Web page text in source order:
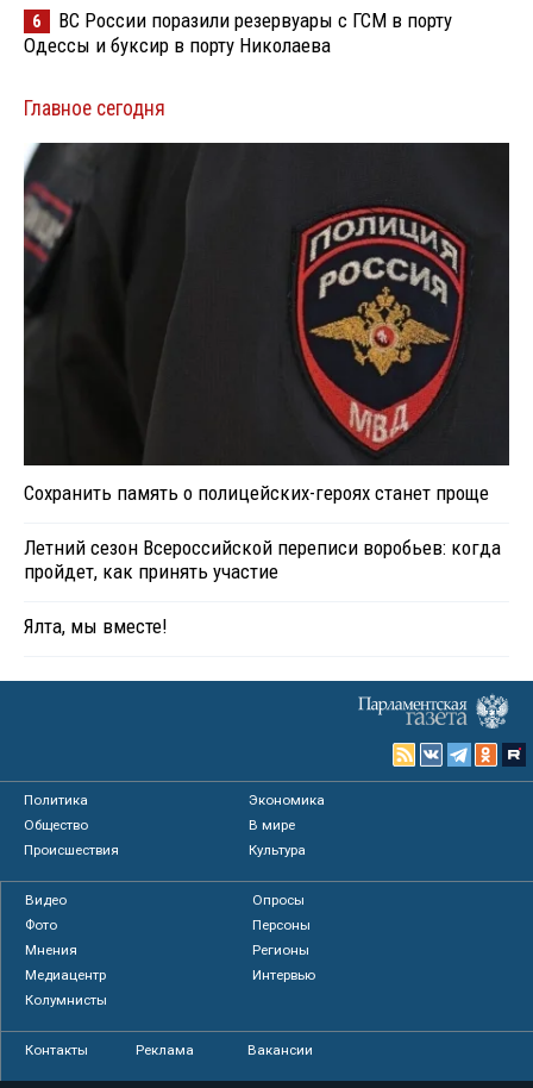
6
ВС России поразили резервуары с ГСМ в порту
Одессы и буксир в порту Николаева
Главное сегодня
Сохранить память о полицейских-героях станет проще
Летний сезон Всероссийской переписи воробьев: когда
пройдет, как принять участие
Ялта, мы вместе!
Политика
Экономика
Общество
В мире
Происшествия
Культура
Видео
Опросы
Фото
Персоны
Мнения
Регионы
Медиацентр
Интервью
Колумнисты
Контакты Реклама Вакансии